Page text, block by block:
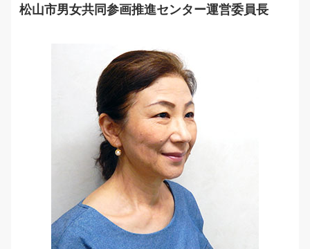
松山市男女共同参画推進センター運営委員長